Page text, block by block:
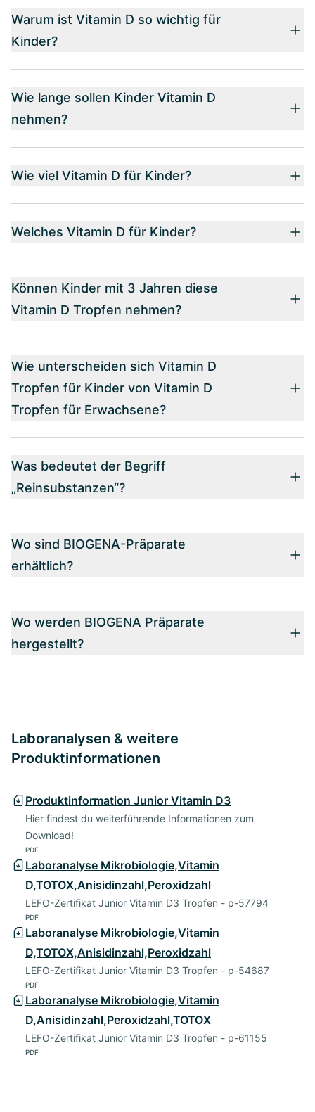
Warum ist Vitamin D so wichtig für
Kinder?
Wie lange sollen Kinder Vitamin D
nehmen?
Wie viel Vitamin D für Kinder?
Welches Vitamin D für Kinder?
Können Kinder mit 3 Jahren diese
Vitamin D Tropfen nehmen?
Wie unterscheiden sich Vitamin D
Tropfen für Kinder von Vitamin D
Tropfen für Erwachsene?
Was bedeutet der Begriff
„Reinsubstanzen“?
Wo sind BIOGENA-Präparate
erhältlich?
Wo werden BIOGENA Präparate
hergestellt?
Laboranalysen & weitere
Produktinformationen
Produktinformation Junior Vitamin D3
Hier findest du weiterführende Informationen zum
Download!
PDF
Laboranalyse Mikrobiologie,Vitamin
D,TOTOX,Anisidinzahl,Peroxidzahl
LEFO-Zertifikat Junior Vitamin D3 Tropfen - p-57794
PDF
Laboranalyse Mikrobiologie,Vitamin
D,TOTOX,Anisidinzahl,Peroxidzahl
LEFO-Zertifikat Junior Vitamin D3 Tropfen - p-54687
PDF
Laboranalyse Mikrobiologie,Vitamin
D,Anisidinzahl,Peroxidzahl,TOTOX
LEFO-Zertifikat Junior Vitamin D3 Tropfen - p-61155
PDF